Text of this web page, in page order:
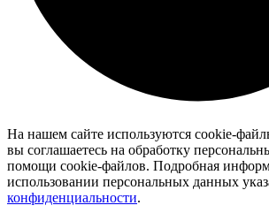
На нашем сайте используются cookie-
вы соглашаетесь на обработку
помощи cookie-файлов. Подробная
использовании персональных данных
конфиденциальности.